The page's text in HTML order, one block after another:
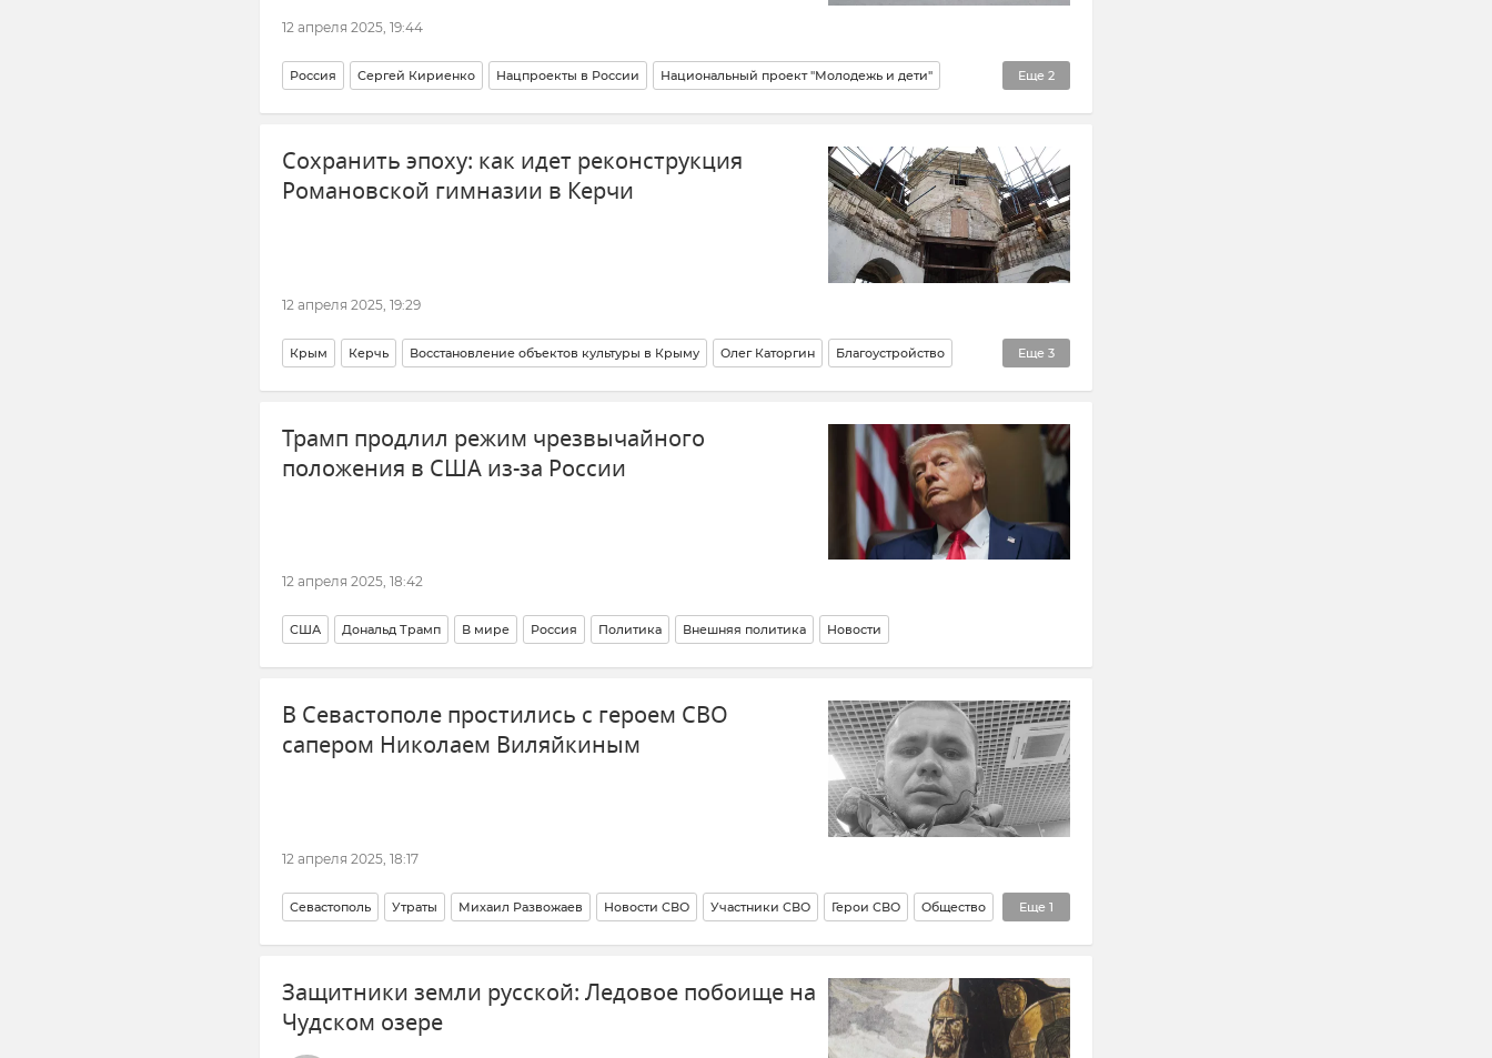
12 апреля 2025, 19:44
Еще 2
Россия Сергей Кириенко Нацпроекты в России Национальный проект "Молодежь и дети"
Общество Новости
Сохранить эпоху: как идет реконструкция
Романовской гимназии в Керчи
12 апреля 2025, 19:29
Еще 3
Крым Керчь Восстановление объектов культуры в Крыму Олег Каторгин Благоустройство
Городская среда Новости Крыма Реконструкция здания женской Романовской гимназии в Керчи
Трамп продлил режим чрезвычайного
положения в США из-за России
12 апреля 2025, 18:42
США Дональд Трамп В мире Россия Политика Внешняя политика Новости
В Севастополе простились с героем СВО
сапером Николаем Виляйкиным
12 апреля 2025, 18:17
Еще 1
Севастополь Утраты Михаил Развожаев Новости СВО Участники СВО Герои СВО Общество
Новости Севастополя
Защитники земли русской: Ледовое побоище на
Чудском озере